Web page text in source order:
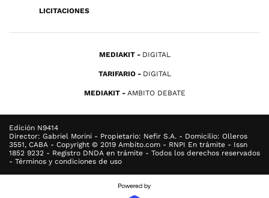
LICITACIONES
MEDIAKIT DIGITAL
TARIFARIO DIGITAL
MEDIAKIT AMBITO DEBATE
Edición N9414
Director: Gabriel Morini - Propietario: Nefir S.A. - Domicilio: Olleros
3551, CABA - Copyright © 2019 Ambito.com - RNPI En trámite - Issn
1852 9232 - Registro DNDA en trámite - Todos los derechos reservados
- Términos y condiciones de uso